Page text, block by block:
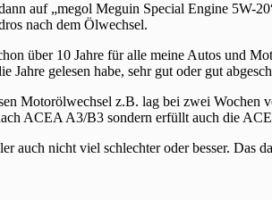
auf „megol Meguin Special Engine 5W-
nach dem Ölwechsel.
über 10 Jahre für alle meine Autos und
Jahre gelesen habe, sehr gut oder gut
Motorölwechsel z.B. lag bei zwei
ACEA A3/B3 sondern erfüllt auch die
auch nicht viel schlechter oder besser. Das